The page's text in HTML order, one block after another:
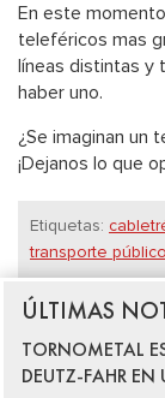
En este
teleféricos mas
líneas distintas y
haber uno.
¿Se imaginan un
¡Dejanos lo que
Etiquetas:
transporte público
ÚLTIMAS
TORNOMETAL
DEUTZ-FAHR EN